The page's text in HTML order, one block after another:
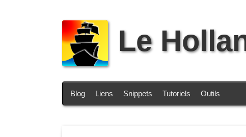
Le
Blog Liens Snippets Tutoriels Outils